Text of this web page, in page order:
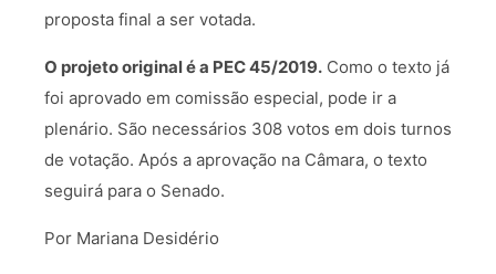
proposta final a ser votada.
O projeto original é a PEC 45/2019. Como o texto já
foi aprovado em comissão especial, pode ir a
plenário. São necessários 308 votos em dois turnos
de votação. Após a aprovação na Câmara, o texto
seguirá para o Senado.
Por Mariana Desidério